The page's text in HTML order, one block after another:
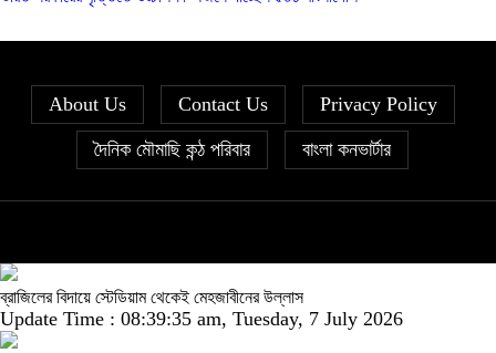
About Us Contact Us Privacy Policy
দৈনিক মৌমাছি কন্ঠ পরিবার বাংলা কনভার্টার
ব্রাজিলের বিদায়ে স্টেডিয়াম থেকেই মেহজাবীনের উল্লাস
Update Time : 08:39:35 am, Tuesday, 7 July 2026